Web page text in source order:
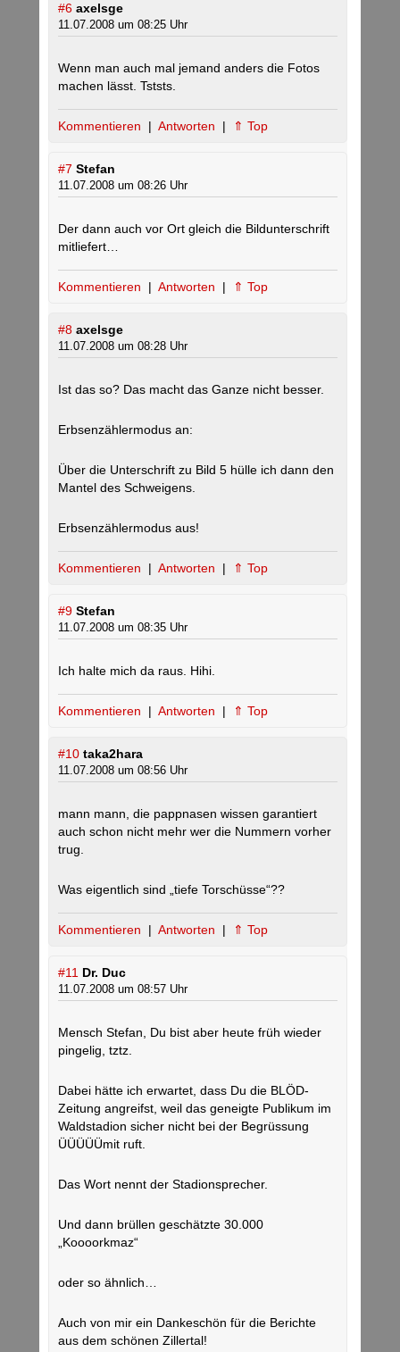
#6 axelsge
11.07.2008 um 08:25 Uhr
Wenn man auch mal jemand anders die Fotos
machen lässt. Tststs.
Kommentieren | Antworten | ⇑ Top
#7 Stefan
11.07.2008 um 08:26 Uhr
Der dann auch vor Ort gleich die Bildunterschrift
mitliefert…
Kommentieren | Antworten | ⇑ Top
#8 axelsge
11.07.2008 um 08:28 Uhr
Ist das so? Das macht das Ganze nicht besser.
Erbsenzählermodus an:
Über die Unterschrift zu Bild 5 hülle ich dann den
Mantel des Schweigens.
Erbsenzählermodus aus!
Kommentieren | Antworten | ⇑ Top
#9 Stefan
11.07.2008 um 08:35 Uhr
Ich halte mich da raus. Hihi.
Kommentieren | Antworten | ⇑ Top
#10 taka2hara
11.07.2008 um 08:56 Uhr
mann mann, die pappnasen wissen garantiert
auch schon nicht mehr wer die Nummern vorher
trug.
Was eigentlich sind „tiefe Torschüsse“??
Kommentieren | Antworten | ⇑ Top
#11 Dr. Duc
11.07.2008 um 08:57 Uhr
Mensch Stefan, Du bist aber heute früh wieder
pingelig, tztz.
Dabei hätte ich erwartet, dass Du die BLÖD-
Zeitung angreifst, weil das geneigte Publikum im
Waldstadion sicher nicht bei der Begrüssung
ÜÜÜÜÜmit ruft.
Das Wort nennt der Stadionsprecher.
Und dann brüllen geschätzte 30.000
„Koooorkmaz“
oder so ähnlich…
Auch von mir ein Dankeschön für die Berichte
aus dem schönen Zillertal!